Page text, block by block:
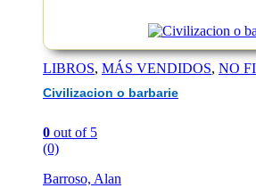
LIBROS, MÁS VENDIDOS, NO
Civilizacion o barbarie
0 out of 5
(0)
Barroso, Alan